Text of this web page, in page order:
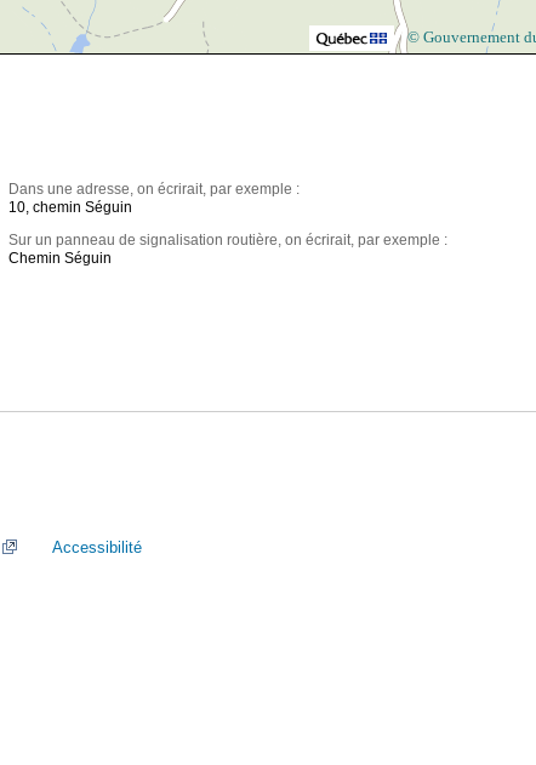
© Gouvernement
Dans une adresse, on écrirait, par exemple :
10, chemin Séguin
Sur un panneau de signalisation routière, on écrirait, par exemple :
Chemin Séguin
Accessibilité